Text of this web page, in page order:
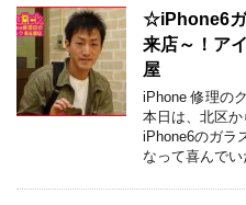
☆iPhone6ガ
来店～！ア
屋
iPhone 修理の
本日は、北区か
iPhone6のガラ
なって喜んで